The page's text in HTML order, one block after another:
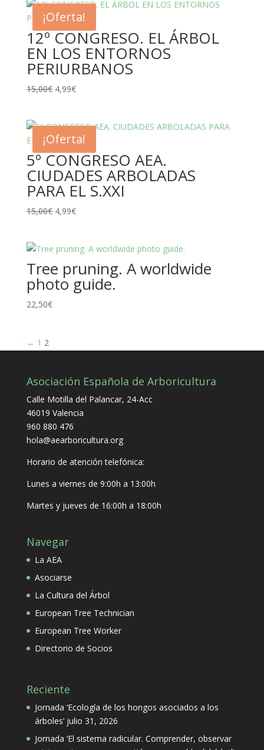
era:
16,00€.
es:
12,95€.
¡Oferta!
12º CONGRESO. EL ÁRBOL
EN LOS ENTORNOS
PERIURBANOS
15,00€ El
era:
15,00€.
4,99€El
es:
4,99€.
¡Oferta!
5º CONGRESO AEA.
CIUDADES ARBOLADAS
PARA EL S.XXI
15,00€ El
era:
15,00€.
4,99€El
es:
4,99€.
Tree pruning. A worldwide
photo guide.
22,50€
← 1 2
Asociación Española de Arboricultura
Calle Motilla del Palancar, 24-Acc
46019 Valencia
960 880 476
hola@aearboricultura.org
Horario de atención telefónica:
Lunes a viernes de 9:00h a 13:00h
Martes y jueves de 16:00h a 18:00h
Navegar
La AEA
Asociarse
La Cultura del Árbol
European Tree Technician
European Tree Worker
Directorio de Socios
Reciente
Jornada ‘Ecología de los hongos asociados a los
árboles’ julio 31, 2026
Jornada ‘El sistema radicular. Comprender, observar